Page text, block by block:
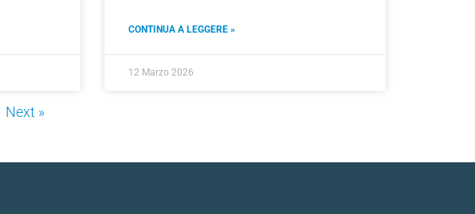
CONTINUA A LEGGERE »
12 Marzo 2026
Next »